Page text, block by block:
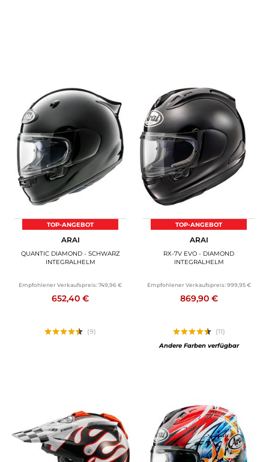
TOP-ANGEBOT
ARAI
QUANTIC DIAMOND - SCHWARZ
INTEGRALHELM
Empfohlener Verkaufspreis:749,96 €
652,40 €
(9)
TOP-ANGEBOT
ARAI
RX-7V EVO - DIAMOND
INTEGRALHELM
Empfohlener Verkaufspreis: 999,95 €
869,90 €
(11)
Andere Farben verfügbar